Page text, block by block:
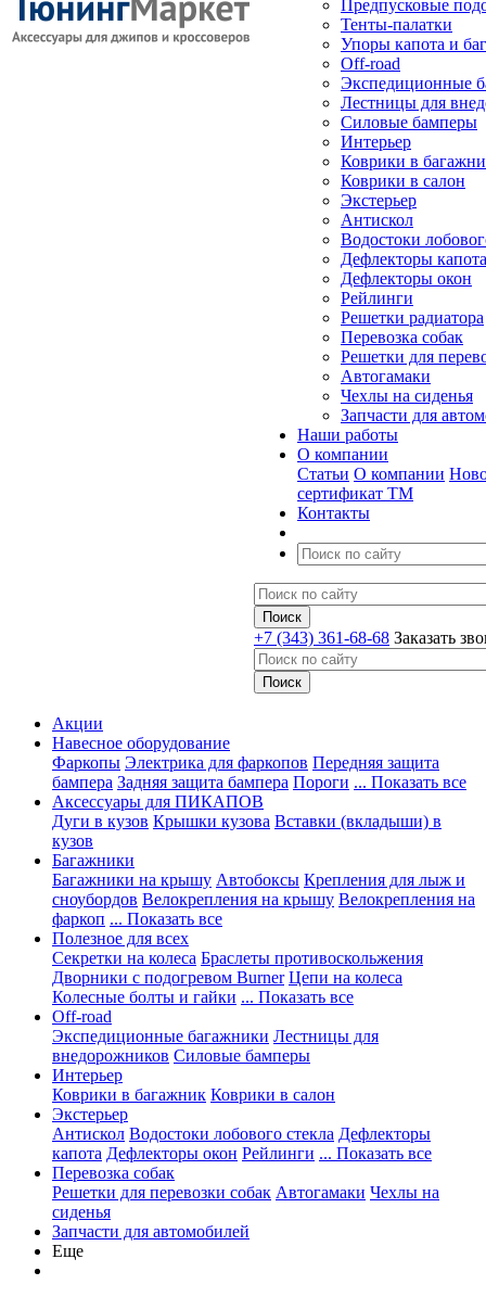
Предпусковые
Тенты-палатки
Упоры капота и
Off-road
Экспедиционные
Лестницы для
Силовые бамперы
Интерьер
Коврики в
Коврики в салон
Экстерьер
Антискол
Водостоки
Дефлекторы капота
Дефлекторы окон
Рейлинги
Решетки радиатора
Перевозка собак
Решетки для
Автогамаки
Чехлы на сиденья
Запчасти для
Наши работы
О компании
Статьи О компании
сертификат ТМ
Контакты
+7 (343) 361-68-68 Заказать
Акции
Навесное оборудование
Фаркопы Электрика для фаркопов Передняя защита
бампера Задняя защита бампера Пороги ... Показать все
Аксессуары для ПИКАПОВ
Дуги в кузов Крышки кузова Вставки (вкладыши) в
кузов
Багажники
Багажники на крышу Автобоксы Крепления для лыж и
сноубордов Велокрепления на крышу Велокрепления на
фаркоп ... Показать все
Полезное для всех
Секретки на колеса Браслеты противоскольжения
Дворники с подогревом Burner Цепи на колеса
Колесные болты и гайки ... Показать все
Off-road
Экспедиционные багажники Лестницы для
внедорожников Силовые бамперы
Интерьер
Коврики в багажник Коврики в салон
Экстерьер
Антискол Водостоки лобового стекла Дефлекторы
капота Дефлекторы окон Рейлинги ... Показать все
Перевозка собак
Решетки для перевозки собак Автогамаки Чехлы на
сиденья
Запчасти для автомобилей
Еще